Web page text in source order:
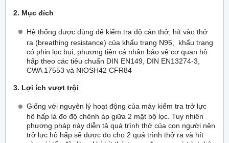
2. Mục đích
Hệ thống được dùng để kiểm tra độ cản thở, hít vào thở
ra (breathing resistance) của khẩu trang N95, khẩu trang
có phin lọc bụi, phương tiện cá nhân bảo vệ cơ quan hô
hấp theo các tiêu chuẩn DIN EN149, DIN EN13274-3,
CWA 17553 và NIOSH42 CFR84
3. Lợi ích vượt trội
Giống với nguyên lý hoạt động của máy kiểm tra trở lực
hô hấp là đo độ chênh áp giữa 2 mặt bộ lọc. Tuy nhiên
phương pháp này diễn tả quá trình thở của con người nên
trở lực hô hấp sẽ được đo cho 2 quá trình thở ra và hít